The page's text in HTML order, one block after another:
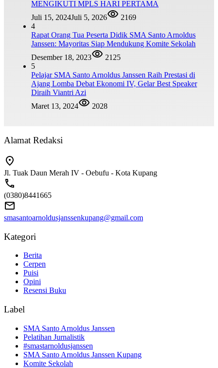
MENGIKUTI MPLS HARI PERTAMA
Juli 15, 2024Juli 5, 2026
2169
4
Rapat Orang Tua Peserta Didik SMA Santo Arnoldus
Janssen: Mayoritas Siap Mendukung Komite Sekolah
Desember 18, 2023
2125
5
Pelajar SMA Santo Arnoldus Janssen Raih Prestasi di
Ajang Lomba Debat Ekonomi IV, Gelar Best Speaker
Diraih Viantri Azi
Maret 13, 2024
2028
Alamat Redaksi
Jl. Tuak Daun Merah IV - Oebufu - Kota Kupang
(0380)8441665
smasantoarnoldusjanssenkupang@gmail.com
Kategori
Berita
Cerpen
Puisi
Opini
Resensi Buku
Label
SMA Santo Arnoldus Janssen
Pelatihan Jurnalistik
#smastarnoldusjanssen
SMA Santo Arnoldus Janssen Kupang
Komite Sekolah